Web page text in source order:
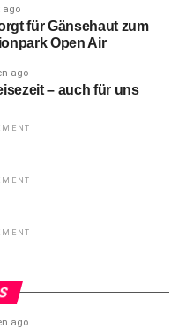
ago
für Gänsehaut zum
Open Air
ago
– auch für uns
ago